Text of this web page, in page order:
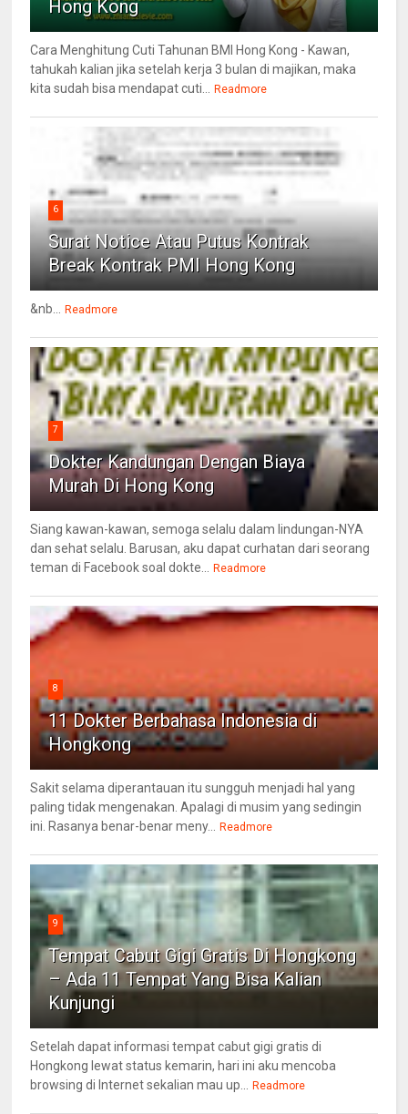
Hong Kong
Cara Menghitung Cuti Tahunan BMI Hong Kong - Kawan,
tahukah kalian jika setelah kerja 3 bulan di majikan, maka
kita sudah bisa mendapat cuti... Readmore
6
Surat Notice Atau Putus Kontrak
Break Kontrak PMI Hong Kong
&nb... Readmore
7
Dokter Kandungan Dengan Biaya
Murah Di Hong Kong
Siang kawan-kawan, semoga selalu dalam lindungan-NYA
dan sehat selalu. Barusan, aku dapat curhatan dari seorang
teman di Facebook soal dokte... Readmore
8
11 Dokter Berbahasa Indonesia di
Hongkong
Sakit selama diperantauan itu sungguh menjadi hal yang
paling tidak mengenakan. Apalagi di musim yang sedingin
ini. Rasanya benar-benar meny... Readmore
9
Tempat Cabut Gigi Gratis Di Hongkong
– Ada 11 Tempat Yang Bisa Kalian
Kunjungi
Setelah dapat informasi tempat cabut gigi gratis di
Hongkong lewat status kemarin, hari ini aku mencoba
browsing di Internet sekalian mau up... Readmore